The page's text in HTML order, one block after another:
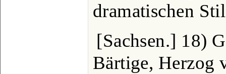
dramatischen
[Sachsen.] 18)
Bärtige, Herzog